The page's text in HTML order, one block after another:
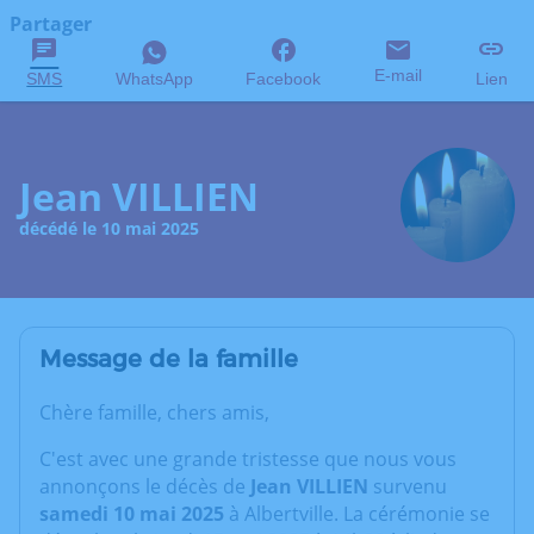
Partager
SMS WhatsApp Facebook E-mail Lien
Jean VILLIEN
décédé le 10 mai 2025
Message de la famille
Chère famille, chers amis,
C'est avec une grande tristesse que nous vous
annonçons le décès de Jean VILLIEN survenu
samedi 10 mai 2025 à Albertville. La cérémonie se